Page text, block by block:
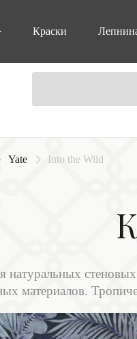
Краски
Yate Into the Wild
натуральных
материалов.